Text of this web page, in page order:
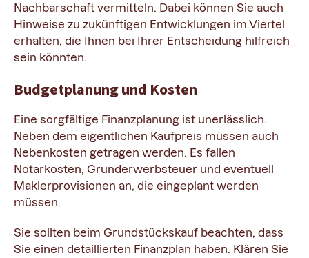
Nachbarschaft vermitteln. Dabei können Sie auch
Hinweise zu zukünftigen Entwicklungen im Viertel
erhalten, die Ihnen bei Ihrer Entscheidung hilfreich
sein könnten.
Budgetplanung und Kosten
Eine sorgfältige Finanzplanung ist unerlässlich.
Neben dem eigentlichen Kaufpreis müssen auch
Nebenkosten getragen werden. Es fallen
Notarkosten, Grunderwerbsteuer und eventuell
Maklerprovisionen an, die eingeplant werden
müssen.
Sie sollten beim Grundstückskauf beachten, dass
Sie einen detaillierten Finanzplan haben. Klären Sie